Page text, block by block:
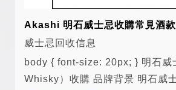
Akashi 明石威士忌收購常見酒款
威士忌回收信息
body { font-size: 20px; } 明石威士忌（Akashi
Whisky）收購 品牌背景 明石威士忌（Akashi